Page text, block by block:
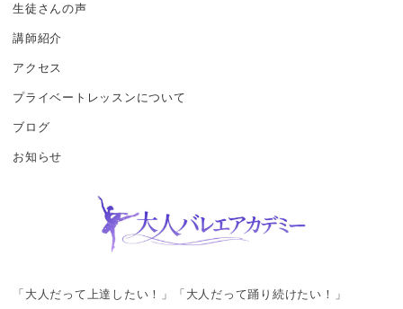
生徒さんの声
講師紹介
アクセス
プライベートレッスンについて
ブログ
お知らせ
「大人だって上達したい！」「大人だって踊り続けたい！」